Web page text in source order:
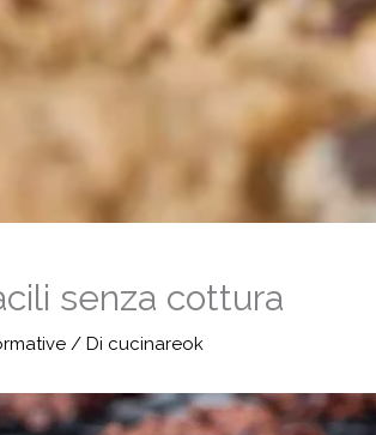
senza cottura
/ Di cucinareok